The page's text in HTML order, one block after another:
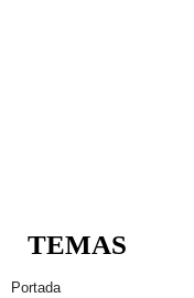
TEMAS
Portada